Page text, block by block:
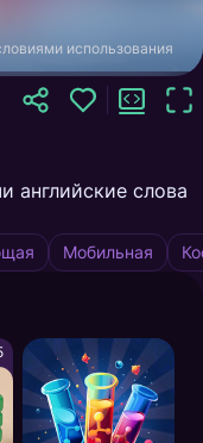
использования
английские слова
Мобильная